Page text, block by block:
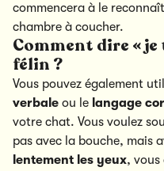
commencera à le
chambre à coucher.
Comment dire « je
félin ?
Vous pouvez également
verbale ou le langage
votre chat. Vous voulez
pas avec la bouche, mais
lentement les yeux, vous